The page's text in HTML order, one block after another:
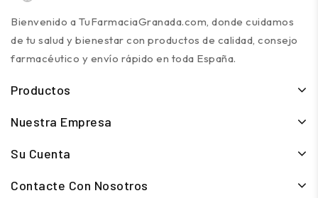
Bienvenido a TuFarmaciaGranada.com, donde cuidamos
de tu salud y bienestar con productos de calidad, consejo
farmacéutico y envío rápido en toda España.
Productos
Nuestra Empresa
Su Cuenta
Contacte Con Nosotros